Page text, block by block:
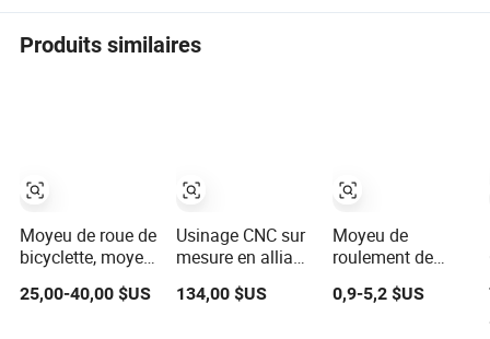
Produits similaires
Moyeu de roue de
bicyclette, moyeu
à disque, moyeu
de vélo de
25,00-40,00 $US
Usinage CNC sur
mesure en alliage
d'aluminium pour
moyeux de
134,00 $US
Moyeu de
roulement de
roue avant noir
pour vélo de
0,9-5,2 $US